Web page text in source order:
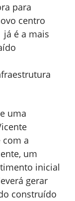
para
centro
é a mais
uma
com a
um
inicial
gerar
construído